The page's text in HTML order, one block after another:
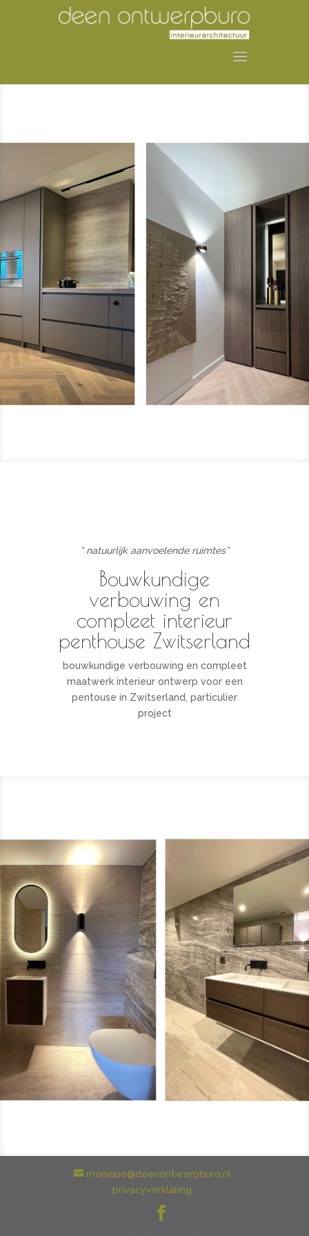
” natuurlijk aanvoelende ruimtes”
Bouwkundige
verbouwing en
compleet interieur
penthouse Zwitserland
bouwkundige verbouwing en compleet
maatwerk interieur ontwerp voor een
pentouse in Zwitserland, particulier
project
monique@deenontwerpburo.nl|
privacyverklaring